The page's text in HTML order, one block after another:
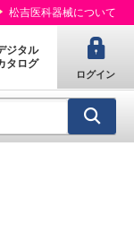
松吉医科器械について
ジタル
タログ
ログイン